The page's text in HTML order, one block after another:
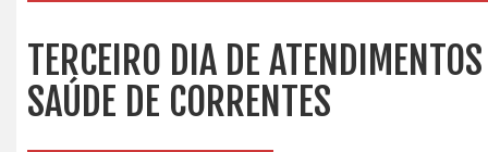
TERCEIRO DIA DE
SAÚDE DE CORRENTES